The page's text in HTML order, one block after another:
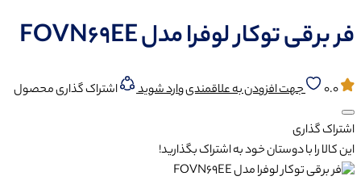
فر برقی توکار لوفرا مدل FOVN69EE
0.0 جهت افزودن به علاقمندی وارد شوید اشتراک گذاری محصول
اشتراک گذاری
این کالا را با دوستان خود به اشتراک بگذارید!